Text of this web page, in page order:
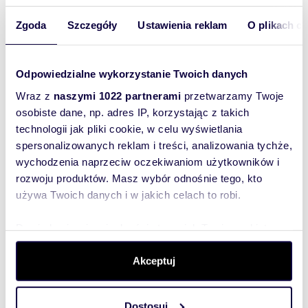
Zgoda Szczegóły Ustawienia reklam O plikach
Odpowiedzialne wykorzystanie Twoich danych
Wraz z naszymi 1022 partnerami przetwarzamy Twoje
osobiste dane, np. adres IP, korzystając z takich
technologii jak pliki cookie, w celu wyświetlania
spersonalizowanych reklam i treści, analizowania tychże,
wychodzenia naprzeciw oczekiwaniom użytkowników i
rozwoju produktów. Masz wybór odnośnie tego, kto
używa Twoich danych i w jakich celach to robi.
dane są przetwarzane oraz ustaw własne preferencje w
. W Deklaracji plików cookie możesz
zmienić lub wycofać swoją zgodę w dowolnej chwili.
Akceptuj
Liczba
a całkowita:
Lokalizacja: województwo:małopolskie
powiat:Krakówgmina:Kraków-
Podgórze
miejscowość: Kraków
Podobne oferty w tej lokalizacji
WYRÓŻNIONE